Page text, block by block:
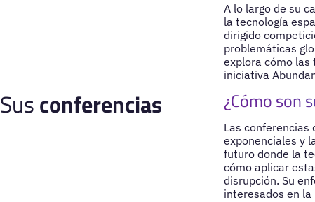
A lo largo de su
la tecnología
dirigido
problemáticas
explora cómo las
iniciativa
Susconferencias ¿Cómo son
Las conferencias
exponenciales y
futuro donde la
cómo aplicar
disrupción. Su
interesados en